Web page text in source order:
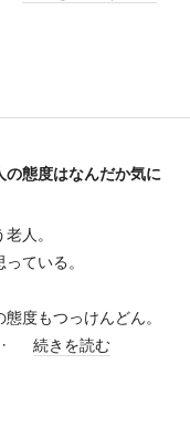
態度はなんだか気に
人。
ている。
度もつっけんどん。
続きを読む